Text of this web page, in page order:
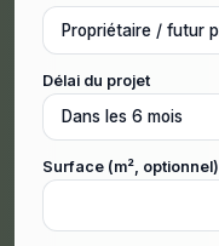
Délai du projet
Surface (m², optionnel)